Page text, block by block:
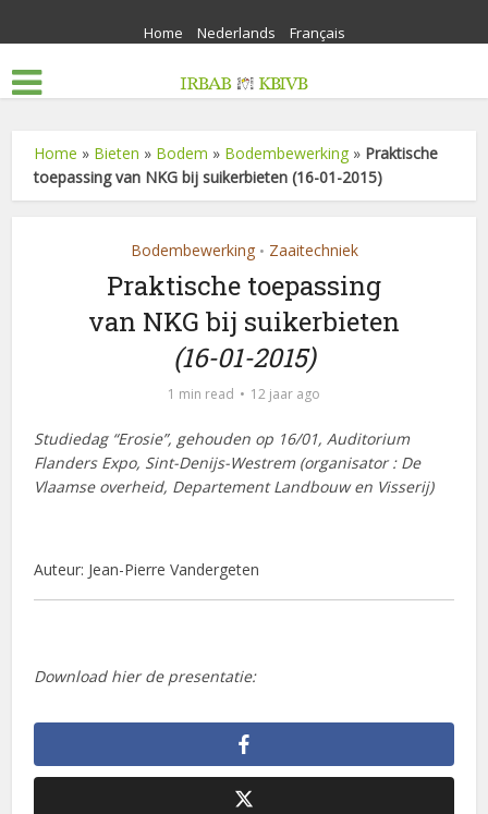
Home Nederlands Français
Home » Bieten » Bodem » Bodembewerking » Praktische
toepassing van NKG bij suikerbieten (16-01-2015)
Bodembewerking • Zaaitechniek
Praktische toepassing
van NKG bij suikerbieten
(16-01-2015)
1 min read 12 jaar ago
Studiedag “Erosie”, gehouden op 16/01, Auditorium
Flanders Expo, Sint-Denijs-Westrem (organisator : De
Vlaamse overheid, Departement Landbouw en Visserij)
Auteur: Jean-Pierre Vandergeten
Download hier de presentatie: